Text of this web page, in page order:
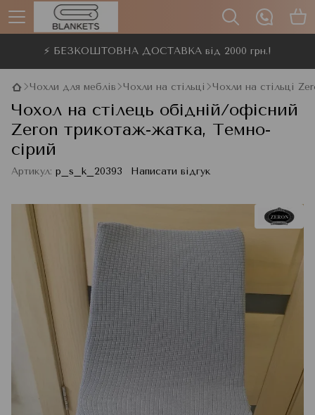
⚡ БЕЗКОШТОВНА ДОСТАВКА від 2000 грн.!
Чохли для меблів Чохли на стільці Чохли на стільці
Чохол на стілець обідній/офісний
Zeron трикотаж-жатка, Темно-
сірий
Артикул: p_s_k_20393 Написати відгук